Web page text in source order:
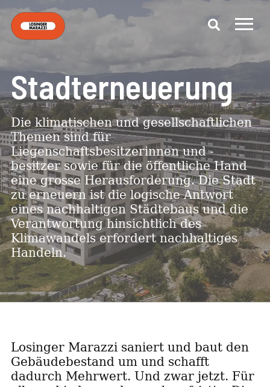
Stadterneuerung
Die klimatischen und gesellschaftlichen
Themen sind für
Liegenschaftsbesitzerinnen und -
besitzer sowie für die öffentliche Hand
eine grosse Herausforderung. Die Stadt
zu erneuern ist die logische Antwort
eines nachhaltigen Städtebaus und die
Verantwortung hinsichtlich des
Klimawandels erfordert nachhaltiges
Handeln.
Losinger Marazzi saniert und baut den
Gebäudebestand um und schafft
dadurch Mehrwert. Und zwar jetzt. Für